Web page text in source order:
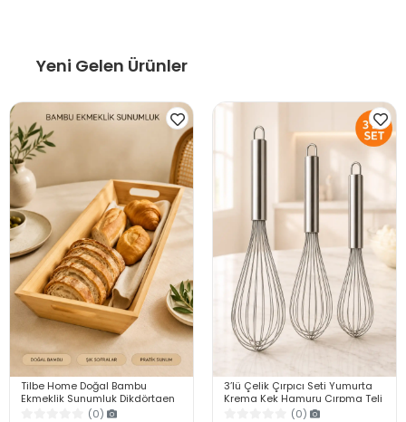
Yeni Gelen Ürünler
Tilbe Home Doğal Bambu
Ekmeklik Sunumluk Dikdörtgen
Kahvaltı ve Servis Sepeti
(0)
3’lü Çelik Çırpıcı Seti Yumurta
Krema Kek Hamuru Çırpma Teli
Pratik Sos Karıştırıcı Mutfak Teli
(0)